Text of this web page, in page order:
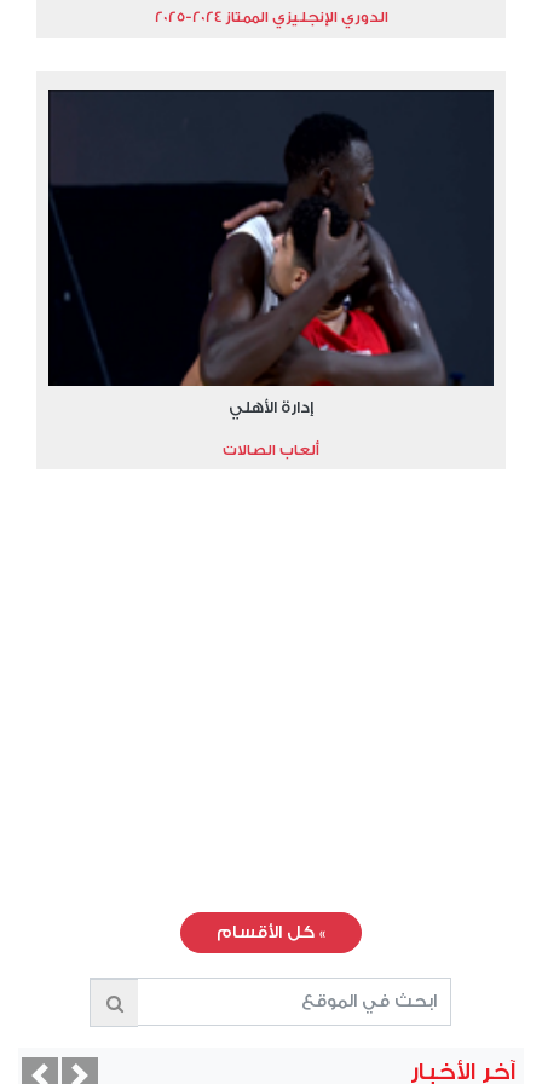
الدوري الإنجليزي الممتاز 2024-2025
إدارة الأهلي
ألعاب الصالات
» كل الأقسام
آخر الأخبار